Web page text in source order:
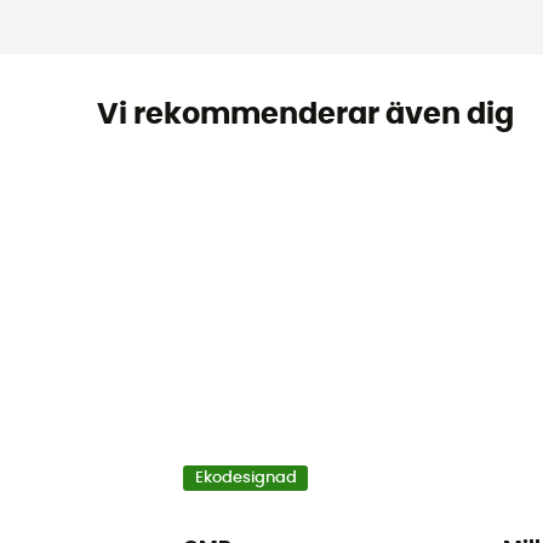
Vi rekommenderar även dig
Ekodesignad